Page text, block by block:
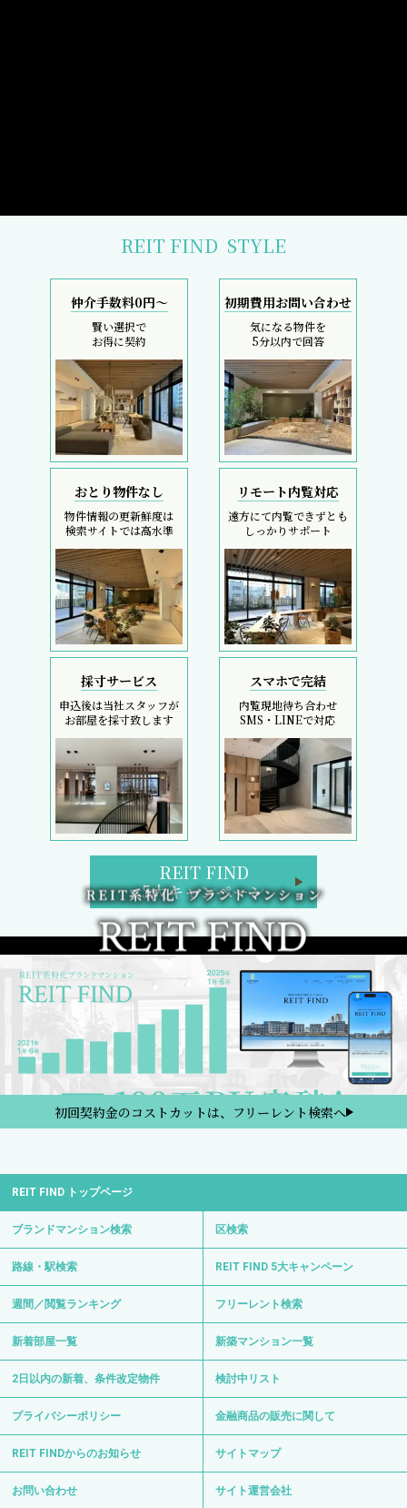
REIT FIND STYLE
仲介手数料0円～
賢い選択で
お得に契約
初期費用お問い合わせ
気になる物件を
5分以内で回答
おとり物件なし
物件情報の更新鮮度は
検索サイトでは高水準
リモート内覧対応
遠方にて内覧できずとも
しっかりサポート
採寸サービス
申込後は当社スタッフが
お部屋を採寸致します
スマホで完結
内覧現地待ち合わせ
SMS・LINEで対応
REIT FIND
5大キャンペーン
初回契約金のコストカットは、フリーレント検索へ
REIT FIND トップページ
ブランドマンション検索 区検索
路線・駅検索 REIT FIND 5大キャンペーン
週間／閲覧ランキング フリーレント検索
新着部屋一覧 新築マンション一覧
2日以内の新着、条件改定物件 検討中リスト
プライバシーポリシー 金融商品の販売に関して
REIT FINDからのお知らせ サイトマップ
お問い合わせ サイト運営会社